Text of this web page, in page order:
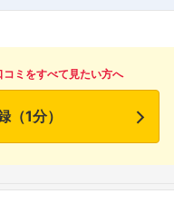
コミをすべて見たい方へ
（1分）